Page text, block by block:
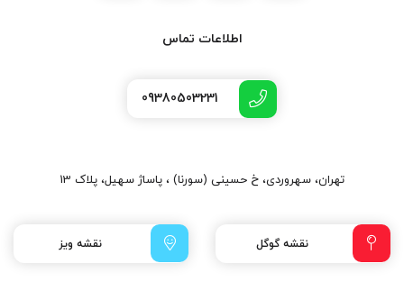
اطلاعات تماس
09380503231
تهران، سهروردی، خ حسینی (سورنا) ، پاساژ سهیل، پلاک 13
نقشه گوگل نقشه ویز